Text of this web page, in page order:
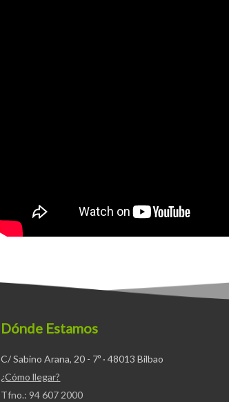
Dónde Estamos
C/ Sabino Arana, 20 - 7º · 48013 Bilbao
¿Cómo llegar?
Tfno.: 94 607 2000